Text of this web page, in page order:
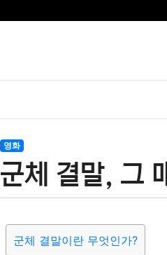
영화
군체 결말, 그
군체 결말이란 무엇인가?